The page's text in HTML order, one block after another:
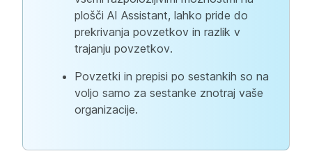
plošči AI Assistant, lahko pride do
prekrivanja povzetkov in razlik v
trajanju povzetkov.
Povzetki in prepisi po sestankih so na
voljo samo za sestanke znotraj vaše
organizacije.